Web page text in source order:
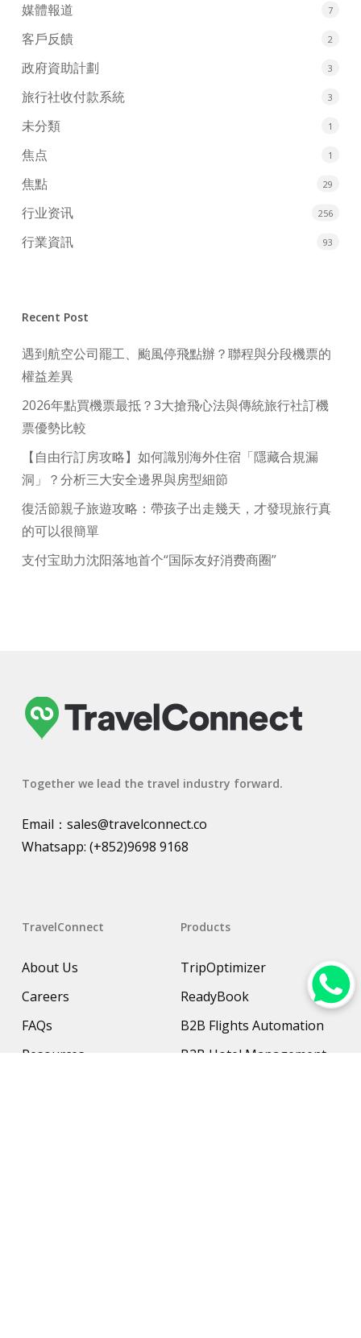
媒體報道 7
客戶反饋 2
政府資助計劃 3
旅行社收付款系統 3
未分類 1
焦点 1
焦點 29
行业资讯 256
行業資訊 93
Recent Post
遇到航空公司罷工、颱風停飛點辦？聯程與分段機票的
權益差異
2026年點買機票最抵？3大搶飛心法與傳統旅行社訂機
票優勢比較
【自由行訂房攻略】如何識別海外住宿「隱藏合規漏
洞」？分析三大安全邊界與房型細節
復活節親子旅遊攻略：帶孩子出走幾天，才發現旅行真
的可以很簡單
支付宝助力沈阳落地首个“国际友好消费商圈”
Together we lead the travel industry forward.
Email： sales@travelconnect.co
Whatsapp: (+852)9698 9168
TravelConnect
About Us
Careers
FAQs
Resources
Products
TripOptimizer
ReadyBook
B2B Flights Automation
B2B Hotel Management